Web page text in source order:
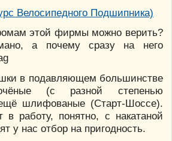
этой фирмы можно верить?
а почему сразу на него
в подавляющем большинстве
(с разной степенью
шлифованые (Старт-Шоссе).
работу, понятно, с накатаной
у нас отбор на пригодность.